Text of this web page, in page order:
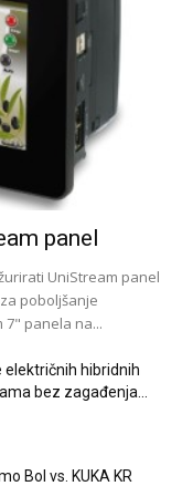
panel
UniStream panel
poboljšanje
panela na...
električnih hibridnih
bez zagađenja...
Bol vs. KUKA KR